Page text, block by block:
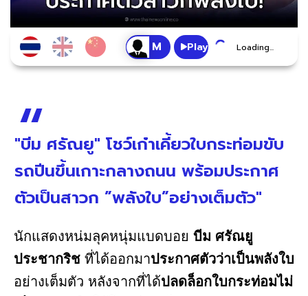
Play Loading...
"บีม ศรัณยู" โชว์เก๋าเคี้ยวใบกระท่อมขับ
รถปีนขึ้นเกาะกลางถนน พร้อมประกาศ
ตัวเป็นสาวก ”พลังใบ”อย่างเต็มตัว"
นักแสดงหน่มลุคหนุ่มแบดบอย บีม ศรัณยู
ประชากริช ที่ได้ออกมาประกาศตัวว่าเป็นพลังใบ
อย่างเต็มตัว หลังจากที่ได้ปลดล็อกใบกระท่อมไม่